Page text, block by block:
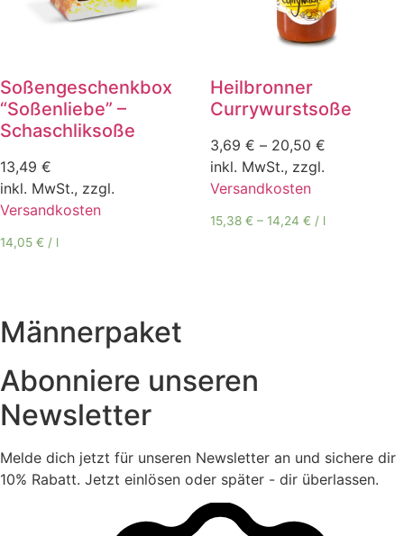
Soßengeschenkbox
“Soßenliebe” –
Schaschliksoße
13,49 €
inkl. MwSt., zzgl.
Versandkosten
14,05 € / l
Heilbronner
Currywurstsoße
3,69 € – 20,50 €
inkl. MwSt., zzgl.
Versandkosten
15,38 € – 14,24 € / l
Männerpaket
Abonniere unseren
Newsletter
Melde dich jetzt für unseren Newsletter an und sichere dir
10% Rabatt. Jetzt einlösen oder später - dir überlassen.